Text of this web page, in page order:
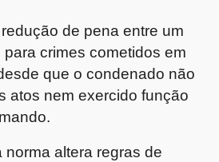
de pena entre um
crimes cometidos em
que o condenado não
atos nem exercido função
altera regras de